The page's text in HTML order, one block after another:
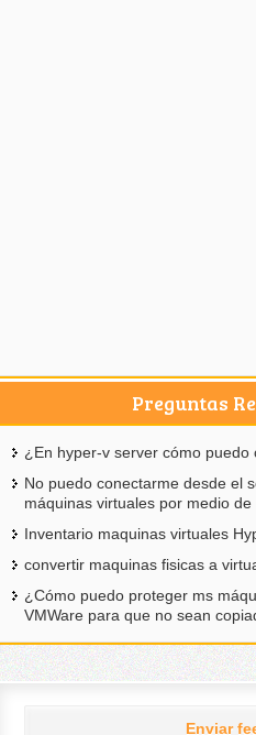
Preguntas
¿En hyper-v server cómo
No puedo conectarme desde el
máquinas virtuales por medio de
Inventario maquinas virtuales
convertir maquinas fisicas a
¿Cómo puedo proteger ms
VMWare para que no sean
Enviar